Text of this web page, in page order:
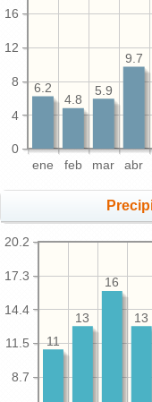
ene feb mar abr
0
4
8
12
16
9.7
5.9
4.8
6.2
8.7
11.5
14.4
17.3
20.2
13
16
13
11